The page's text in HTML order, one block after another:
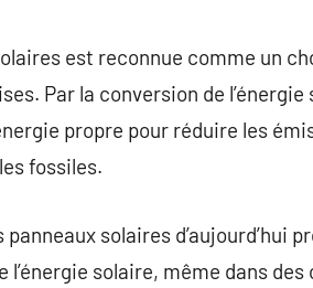
est reconnue comme un
Par la conversion de
propre pour réduire les
fossiles.
solaires d’aujourd’hui
l’énergie solaire, même dans